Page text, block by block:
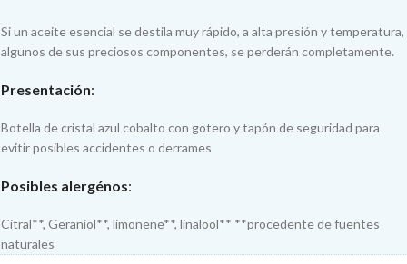
Si un aceite esencial se destila muy rápido, a alta presión y temperatura,
algunos de sus preciosos componentes, se perderán completamente.
Presentación:
Botella de cristal azul cobalto con gotero y tapón de seguridad para
evitir posibles accidentes o derrames
Posibles alergénos:
Citral**, Geraniol**, limonene**, linalool** **procedente de fuentes
naturales